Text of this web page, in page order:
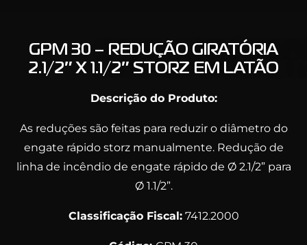
GPM 30 – REDUÇÃO GIRATÓRIA
2.1/2″ X 1.1/2″ STORZ EM LATÃO
Descrição do Produto:
As reduções são feitas para reduzir o diâmetro do
engate rápido storz manualmente. Redução de
linha de incêndio de engate rápido de Ø 2.1/2” para
Ø 1.1/2”.
Classificação Fiscal:7412.2000